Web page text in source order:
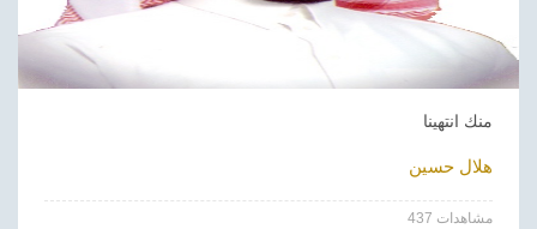
منك انتهينا
هلال حسين
437 مشاهدات